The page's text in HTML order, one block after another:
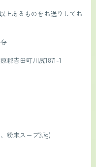
上あるものをお送りしてお
郡吉田町川尻1871-1
粉末スープ3.7g)